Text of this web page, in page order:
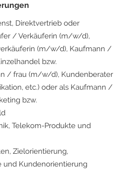
Direktvertrieb oder
/ Verkäuferin (m/w/d),
(m/w/d), Kaufmann /
bzw.
/ frau (m/w/d), Kundenberater
etc.) oder als Kaufmann /
bzw.
Telekom-Produkte und
Zielorientierung,
und Kundenorientierung